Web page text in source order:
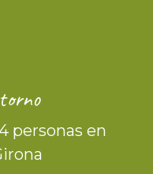
personas en